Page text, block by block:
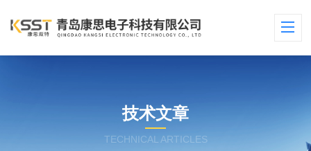
技术文章
TECHNICAL ARTICLES